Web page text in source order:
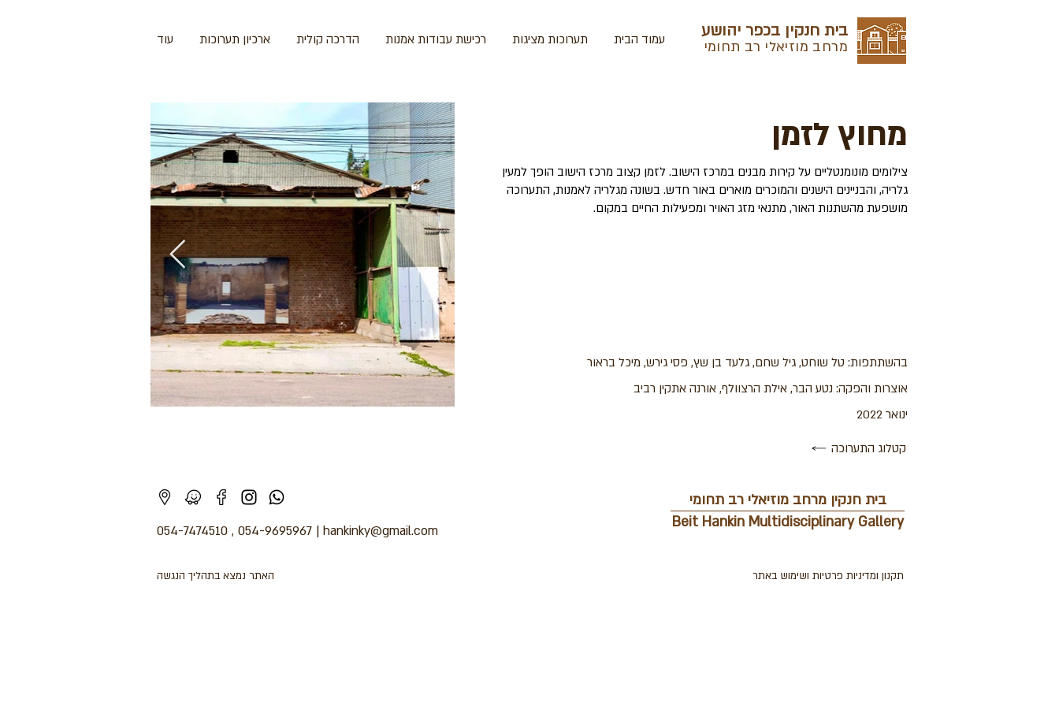
עמוד הבית תערוכות מציגות רכישת עבודות אמנות הדרכה קולית ארכיון תערוכות עוד בית חנקין בכפר יהושע
מרחב מוזיאלי רב תחומי
מחוץ לזמן
צילומים מונומנטליים על קירות מבנים במרכז הישוב. לזמן קצוב מרכז הישוב הופך למעין
גלריה, והבניינים הישנים והמוכרים מוארים באור חדש. בשונה מגלריה לאמנות, התערוכה
מושפעת מהשתנות האור, מתנאי מזג האויר ומפעילות החיים במקום.
בהשתתפות: טל שוחט, גיל שחם, גלעד בן שץ, פסי גירש, מיכל בראור
אוצרות והפקה: נטע הבר, אילת הרצוולף, אורנה אתקין רביב
ינואר 2022
קטלוג התערוכה
054-7474510 , 054-9695967 | hankinky@gmail.com
האתר נמצא בתהליך הנגשה
בית חנקין מרחב מוזיאלי רב תחומי
Beit Hankin Multidisciplinary Gallery
תקנון ומדיניות פרטיות ושימוש באתר